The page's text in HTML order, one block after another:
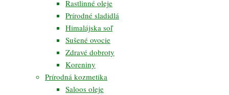
Rastlinné oleje
Prírodné sladidlá
Himalájska soľ
Sušené ovocie
Zdravé dobroty
Koreniny
Prírodná kozmetika
Saloos oleje